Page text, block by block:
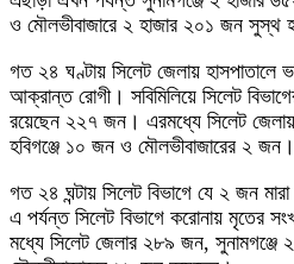
ও মৌলভীবাজারে ২ হাজার ২০১ জন সুস্থ
গত ২৪ ঘণ্টায় সিলেট জেলায় হাসপাতালে
আক্রান্ত রোগী। সবিমিলিয়ে সিলেট
রয়েছেন ২২৭ জন। এরমধ্যে সিলেট
হবিগঞ্জে ১০ জন ও মৌলভীবাজারের ২ জন।
গত ২৪ ঘন্টায় সিলেট বিভাগে যে ২ জন মারা
এ পর্যন্ত সিলেট বিভাগে করোনায় মৃতের
মধ্যে সিলেট জেলার ২৮৯ জন,